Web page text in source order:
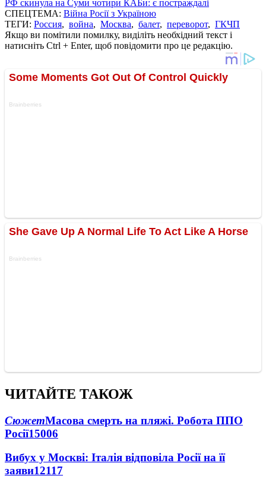
РФ скинула на Суми чотири КАБи: є постраждалі
СПЕЦТЕМА: Війна Росії з Україною
ТЕГИ: Россия, война, Москва, балет, переворот, ГКЧП
Якщо ви помітили помилку, виділіть необхідний текст і
натисніть Ctrl + Enter, щоб повідомити про це редакцію.
ЧИТАЙТЕ ТАКОЖ
СюжетМасова смерть на пляжі. Робота ППО
Росії15006
Вибух у Москві: Італія відповіла Росії на її
заяви12117